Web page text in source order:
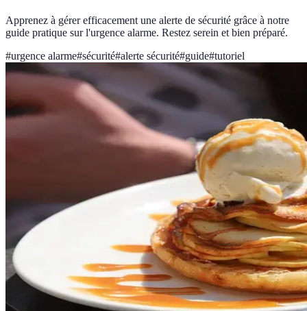
Apprenez à gérer efficacement une alerte de sécurité grâce à notre
guide pratique sur l'urgence alarme. Restez serein et bien préparé.
#urgence alarme#sécurité#alerte sécurité#guide#tutoriel